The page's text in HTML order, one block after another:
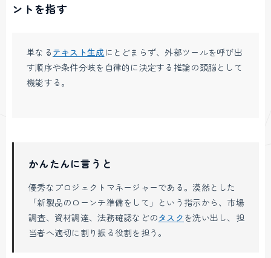
ントを指す
単なる テキスト生成にとどまらず、外部ツールを呼び出
す順序や条件分岐を自律的に決定する推論の頭脳として
機能する。
かんたんに言うと
優秀なプロジェクトマネージャーである。漠然とした
「新製品のローンチ準備をして」という指示から、市場
調査、資材調達、法務確認などのタスク を洗い出し、担
当者へ適切に割り振る役割を担う。